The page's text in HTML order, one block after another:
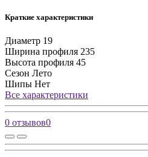
Краткие характеристики
Диаметр 19
Ширина профиля 235
Высота профиля 45
Сезон Лето
Шипы Нет
Все характеристики
0 отзывов0